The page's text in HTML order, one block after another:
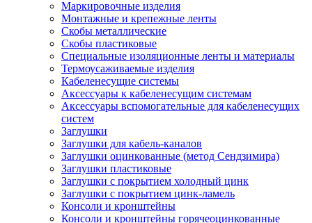
Маркировочные изделия
Монтажные и крепежные ленты
Скобы металлические
Скобы пластиковые
Специальные изоляционные ленты и материалы
Термоусаживаемые изделия
Кабеленесущие системы
Аксессуары к кабеленесущим системам
Аксессуары вспомогательные для кабеленесущих
систем
Заглушки
Заглушки для кабель-каналов
Заглушки оцинкованные (метод Сендзимира)
Заглушки пластиковые
Заглушки с покрытием холодный цинк
Заглушки с покрытием цинк-ламель
Консоли и кронштейны
Консоли и кронштейны горячеоцинкованные